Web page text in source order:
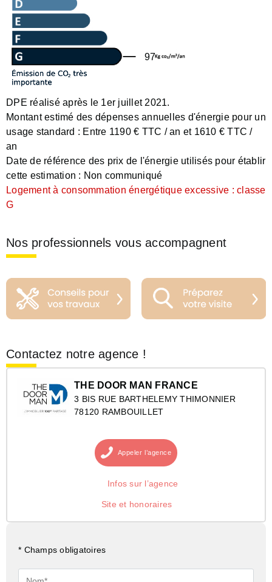
97
DPE réalisé après le 1er juillet 2021.
Montant estimé des dépenses annuelles d'énergie pour un
usage standard : Entre 1190 € TTC / an et 1610 € TTC /
an
Date de référence des prix de l'énergie utilisés pour établir
cette estimation : Non communiqué
Logement à consommation énergétique excessive : classe
G
Nos professionnels vous accompagnent
Contactez notre agence !
THE DOOR MAN FRANCE
3 BIS RUE BARTHELEMY THIMONNIER
78120 RAMBOUILLET
Appeler l’agence
Infos sur l’agence
Site et honoraires
* Champs obligatoires
Nom*